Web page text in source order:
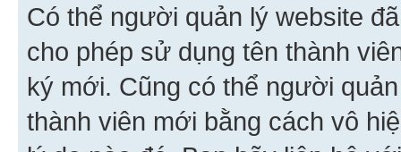
Có thể người quản lý website
cho phép sử dụng tên thành
ký mới. Cũng có thể người
thành viên mới bằng cách vô